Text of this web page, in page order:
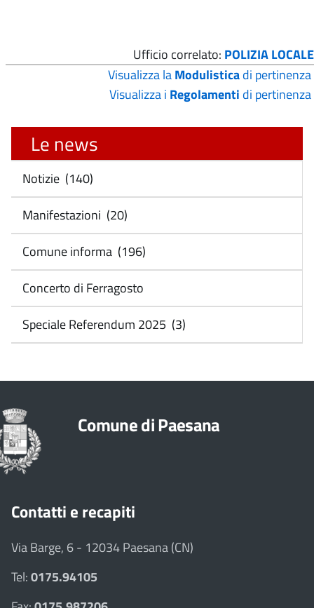
Ufficio correlato: POLIZIA LOCALE
Visualizza laModulisticadi pertinenza
Visualizza i Regolamenti di pertinenza
Le news
Notizie (140)
Manifestazioni (20)
Comune informa (196)
Concerto di Ferragosto
Speciale Referendum 2025 (3)
Comune di Paesana
Contatti e recapiti
Via Barge, 6 - 12034 Paesana (CN)
Tel:0175.94105